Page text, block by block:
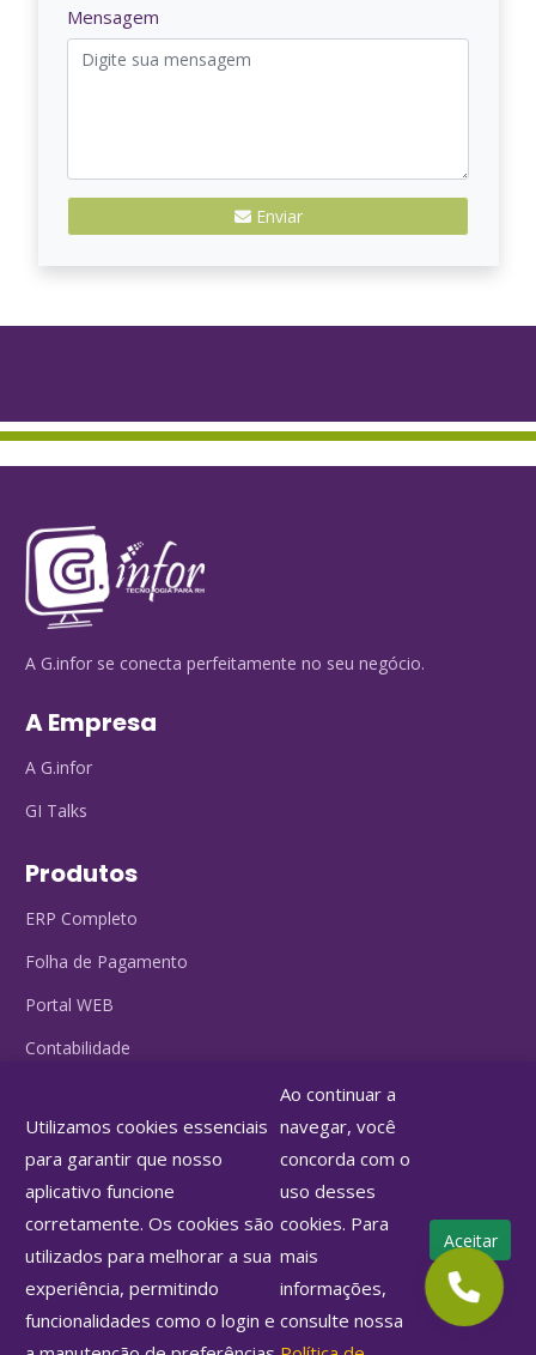
Mensagem
Enviar
Utilizamos cookies essenciais
para garantir que nosso
aplicativo funcione
corretamente. Os cookies são
utilizados para melhorar a sua
experiência, permitindo
funcionalidades como o login e
Ao continuar a
navegar, você
concorda com o
uso desses
cookies. Para
mais
informações,
consulte nossa
Aceitar
A G.infor se conecta perfeitamente no seu negócio.
A Empresa
A G.infor
GI Talks
Produtos
ERP Completo
Folha de Pagamento
Portal WEB
Contabilidade
Contato
Rua José Debieux, 325 - Santana - São Paulo - SP
vendas@gi.com.br
(11) 5525-0670